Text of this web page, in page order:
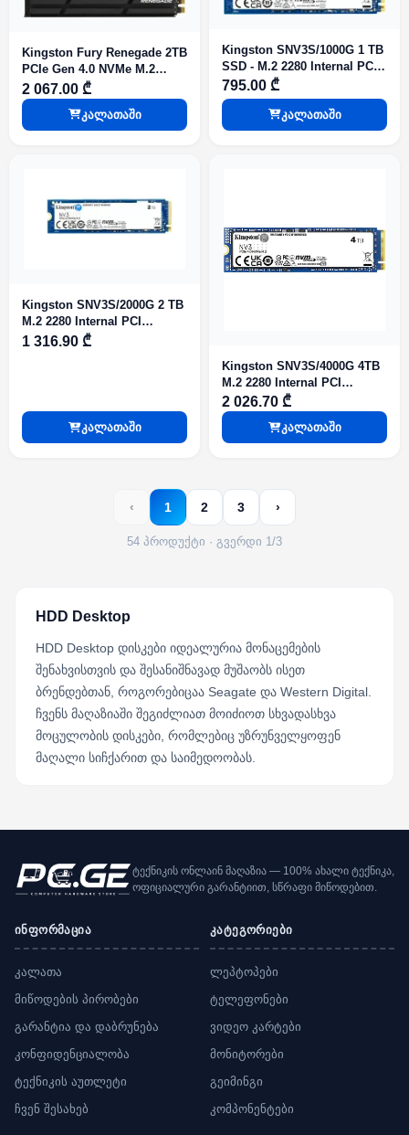
Kingston Fury Renegade 2TB
PCIe Gen 4.0 NVMe M.2
Internal Gaming SSD with
Heat Sink SFYRDK/2000G
2 067.00 ₾
კალათაში
Kingston SNV3S/1000G 1 TB
SSD - M.2 2280 Internal PCI
Express NVMe
795.00 ₾
კალათაში
Kingston SNV3S/2000G 2 TB
M.2 2280 Internal PCI
Express NVMe
1 316.90 ₾
კალათაში
Kingston SNV3S/4000G 4TB
M.2 2280 Internal PCI
Express NVMe
2 026.70 ₾
კალათაში
‹ 1 2 3 ›
54 პროდუქტი · გვერდი 1/3
HDD Desktop
HDD Desktop დისკები იდეალურია მონაცემების
შენახვისთვის და შესანიშნავად მუშაობს ისეთ
ბრენდებთან, როგორებიცაა Seagate და Western Digital.
ჩვენს მაღაზიაში შეგიძლიათ მოიძიოთ სხვადასხვა
მოცულობის დისკები, რომლებიც უზრუნველყოფენ
მაღალი სიჩქარით და საიმედოობას.
ტექნიკის ონლაინ მაღაზია — 100% ახალი ტექნიკა,
ოფიციალური გარანტიით, სწრაფი მიწოდებით.
ინფორმაცია
კალათა
მიწოდების პირობები
გარანტია და დაბრუნება
კონფიდენციალობა
ტექნიკის აუთლეტი
ჩვენ შესახებ
კატეგორიები
ლეპტოპები
ტელეფონები
ვიდეო კარტები
მონიტორები
გეიმინგი
კომპონენტები